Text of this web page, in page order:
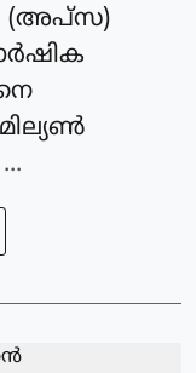
(അപ്‌സ)